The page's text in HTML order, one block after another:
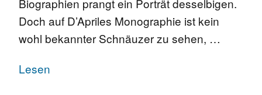
Biographien prangt ein Porträt desselbigen.
Doch auf D’Apriles Monographie ist kein
wohl bekannter Schnäuzer zu sehen, …
Lesen